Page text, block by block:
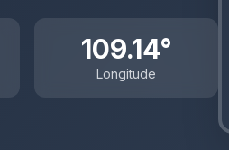
109.14°
Longitude